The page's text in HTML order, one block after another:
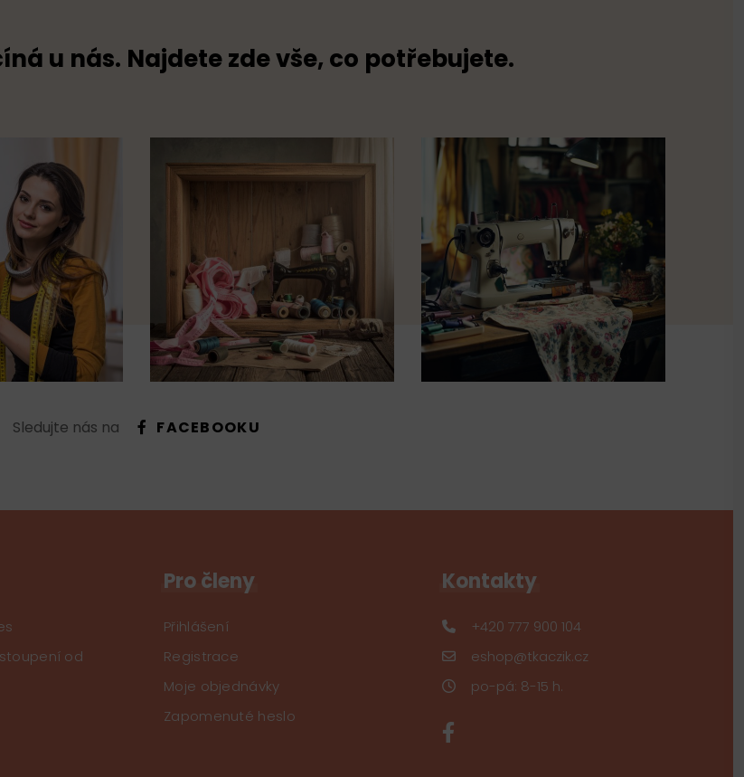
u nás. Najdete zde vše, co potřebujete.
Sledujte nás na FACEBOOKU
od
Pro členy
Přihlášení
Registrace
Moje objednávky
Zapomenuté heslo
Kontakty
+420 777 900 104
eshop@tkaczik.cz
po-pá: 8-15 h.